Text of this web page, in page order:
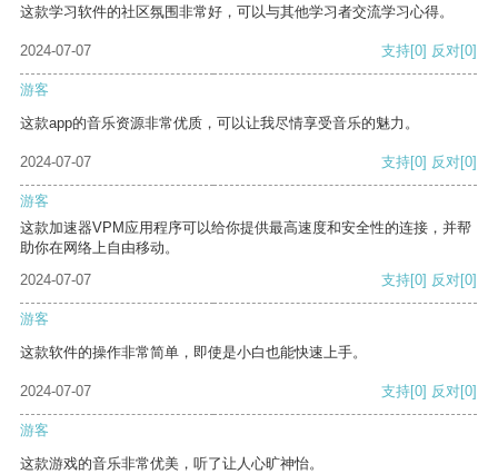
这款学习软件的社区氛围非常好，可以与其他学习者交流学习心得。
2024-07-07 支持[0] 反对[0]
游客
这款app的音乐资源非常优质，可以让我尽情享受音乐的魅力。
2024-07-07 支持[0] 反对[0]
游客
这款加速器VPM应用程序可以给你提供最高速度和安全性的连接，并帮
助你在网络上自由移动。
2024-07-07
支持[0] 反对[0]
游客
这款软件的操作非常简单，即使是小白也能快速上手。
2024-07-07 支持[0] 反对[0]
游客
这款游戏的音乐非常优美，听了让人心旷神怡。